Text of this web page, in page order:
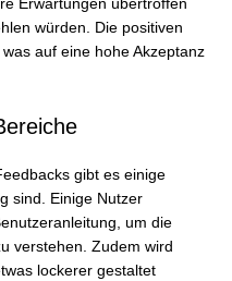
Erwartungen übertroffen
würden. Die positiven
auf eine hohe Akzeptanz
gibt es einige
sind. Einige Nutzer
um die
verstehen. Zudem wird
lockerer gestaltet